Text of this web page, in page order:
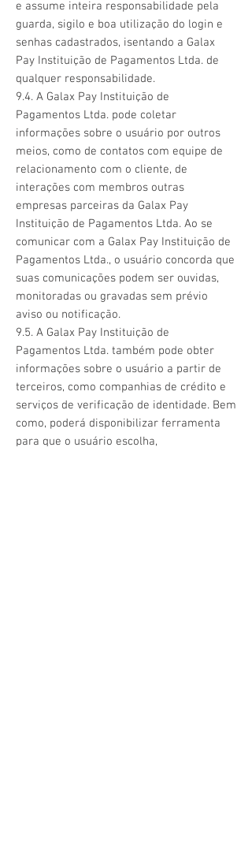
e assume inteira responsabilidade pela
guarda, sigilo e boa utilização do login e
senhas cadastrados, isentando a Galax
Pay Instituição de Pagamentos Ltda. de
qualquer responsabilidade.
9.4. A Galax Pay Instituição de
Pagamentos Ltda. pode coletar
informações sobre o usuário por outros
meios, como de contatos com equipe de
relacionamento com o cliente, de
interações com membros outras
empresas parceiras da Galax Pay
Instituição de Pagamentos Ltda. Ao se
comunicar com a Galax Pay Instituição de
Pagamentos Ltda., o usuário concorda que
suas comunicações podem ser ouvidas,
monitoradas ou gravadas sem prévio
aviso ou notificação.
9.5. A Galax Pay Instituição de
Pagamentos Ltda. também pode obter
informações sobre o usuário a partir de
terceiros, como companhias de crédito e
serviços de verificação de identidade. Bem
como, poderá disponibilizar ferramenta
para que o usuário escolha,